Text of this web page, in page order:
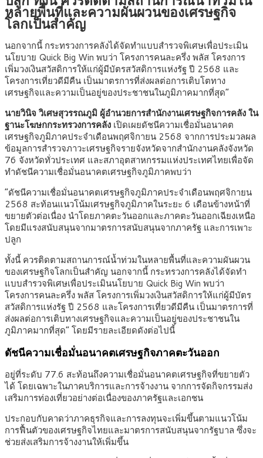
หลายพื้นที่และความผันผวนของเศรษฐกิจ
โลกเป็นสำคัญ
นอกจากนี้ กระทรวงการคลังได้จัดทำแบบสำรวจพิเศษเพื่อประเมิน
นโยบาย Quick Big Win พบว่า โครงการคนละครึ่ง พลัส โครงการ
เพิ่มวงเงินสวัสดิการให้แก่ผู้มีบัตรสวัสดิการแห่งรัฐ ปี 2568 และ
โครงการเที่ยวดีมีคืน เป็นมาตรการที่ส่งผลต่อการเติบโตทาง
เศรษฐกิจและความเป็นอยู่ของประชาชนในภูมิภาคมากที่สุด”
นายวินิจ วิเศษสุวรรณภูมิ ผู้อำนวยการสำนักงานเศรษฐกิจการคลัง ใน
ฐานะโฆษกกระทรวงการคลัง เปิดเผยดัชนีความเชื่อมั่นอนาคต
เศรษฐกิจภูมิภาคประจำเดือนพฤศจิกายน 2568 จากการประมวลผล
ข้อมูลการสำรวจภาวะเศรษฐกิจรายจังหวัดจากสำนักงานคลังจังหวัด
76 จังหวัดทั่วประเทศ และสภาอุตสาหกรรมแห่งประเทศไทยเพื่อจัด
ทำดัชนีความเชื่อมั่นอนาคตเศรษฐกิจภูมิภาคพบว่า
“ดัชนีความเชื่อมั่นอนาคตเศรษฐกิจภูมิภาคประจำเดือนพฤศจิกายน
2568 สะท้อนแนวโน้มเศรษฐกิจภูมิภาคในระยะ 6 เดือนข้างหน้าที่
ขยายตัวต่อเนื่อง นำโดยภาคตะวันออกและภาคตะวันออกเฉียงเหนือ
โดยมีแรงสนับสนุนจากมาตรการสนับสนุนจากภาครัฐ และการเพาะ
ปลูก
ทั้งนี้ ควรติดตามสถานการณ์น้ำท่วมในหลายพื้นที่และความผันผวน
ของเศรษฐกิจโลกเป็นสำคัญ นอกจากนี้ กระทรวงการคลังได้จัดทำ
แบบสำรวจพิเศษเพื่อประเมินนโยบาย Quick Big Win พบว่า
โครงการคนละครึ่ง พลัส โครงการเพิ่มวงเงินสวัสดิการให้แก่ผู้มีบัตร
สวัสดิการแห่งรัฐ ปี 2568 และโครงการเที่ยวดีมีคืน เป็นมาตรการที่
ส่งผลต่อการเติบทางเศรษฐกิจและความเป็นอยู่ของประชาชนใน
ภูมิภาคมากที่สุด” โดยมีรายละเอียดดังต่อไปนี้
ดัชนีความเชื่อมั่นอนาคตเศรษฐกิจภาคตะวันออก
อยู่ที่ระดับ 77.6 สะท้อนถึงความเชื่อมั่นอนาคตเศรษฐกิจที่ขยายตัว
ได้ โดยเฉพาะในภาคบริการและการจ้างงาน จากการจัดกิจกรรมส่ง
เสริมการท่องเที่ยวอย่างต่อเนื่องของภาครัฐและเอกชน
ประกอบกับคาดว่าภาคธุรกิจและการลงทุนจะเพิ่มขึ้นตามแนวโน้ม
การฟื้นตัวของเศรษฐกิจไทยและมาตรการสนับสนุนจากรัฐบาล ซึ่งจะ
ช่วยส่งเสริมการจ้างงานให้เพิ่มขึ้น